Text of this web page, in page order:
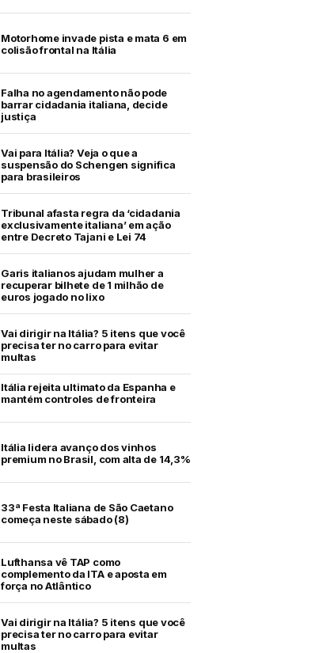
Motorhome invade pista e mata 6 em
colisão frontal na Itália
Falha no agendamento não pode
barrar cidadania italiana, decide
justiça
Vai para Itália? Veja o que a
suspensão do Schengen significa
para brasileiros
Tribunal afasta regra da ‘cidadania
exclusivamente italiana’ em ação
entre Decreto Tajani e Lei 74
Garis italianos ajudam mulher a
recuperar bilhete de 1 milhão de
euros jogado no lixo
Vai dirigir na Itália? 5 itens que você
precisa ter no carro para evitar
multas
Itália rejeita ultimato da Espanha e
mantém controles de fronteira
Itália lidera avanço dos vinhos
premium no Brasil, com alta de 14,3%
33ª Festa Italiana de São Caetano
começa neste sábado (8)
Lufthansa vê TAP como
complemento da ITA e aposta em
força no Atlântico
Vai dirigir na Itália? 5 itens que você
precisa ter no carro para evitar
multas